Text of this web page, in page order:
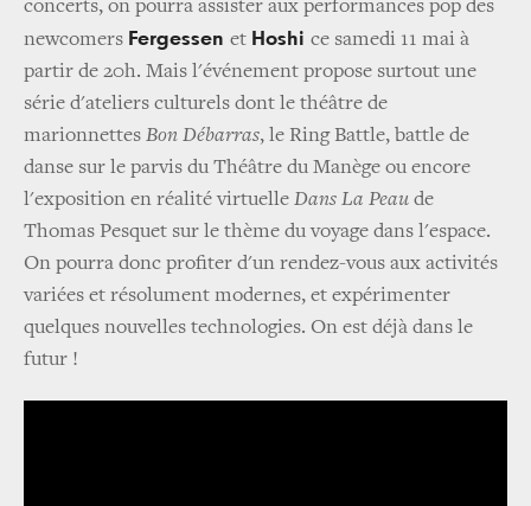
concerts, on pourra assister aux performances pop des
newcomers Fergessen et Hoshi ce samedi 11 mai à
partir de 20h. Mais l'événement propose surtout une
série d'ateliers culturels dont le théâtre de
marionnettes Bon Débarras, le Ring Battle, battle de
danse sur le parvis du Théâtre du Manège ou encore
l'exposition en réalité virtuelle Dans La Peau de
Thomas Pesquet sur le thème du voyage dans l'espace.
On pourra donc profiter d'un rendez-vous aux activités
variées et résolument modernes, et expérimenter
quelques nouvelles technologies. On est déjà dans le
futur !